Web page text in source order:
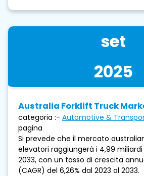
set
2025
Australia Forklift Truck
categoria :- Automotive &
pagina
Si prevede che il mercato
elevatori raggiungerà i 4,99
2033, con un tasso di crescita
(CAGR) del 6,26% dal 2023 al 2033.